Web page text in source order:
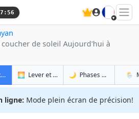
🇫🇷
de soleil Aujourd'hui à
Lever et coucher du soleil à Bamyan
🌅 Lever et coucher du soleil demain à
🌙 Phases de la Lune à
🌦️
ligne: Mode plein écran de précision!